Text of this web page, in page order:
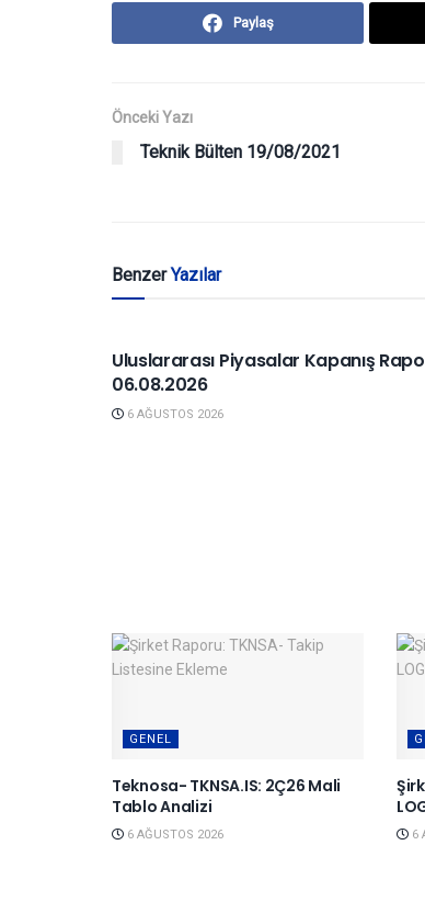
Paylaş
Önceki Yazı
Teknik Bülten 19/08/2021
BenzerYazılar
Uluslararası Piyasalar Kapanış
06.08.2026
6 AĞUSTOS 2026
GENEL
Teknosa- TKNSA.IS: 2Ç26 Mali
Tablo Analizi
6 AĞUSTOS 2026 6